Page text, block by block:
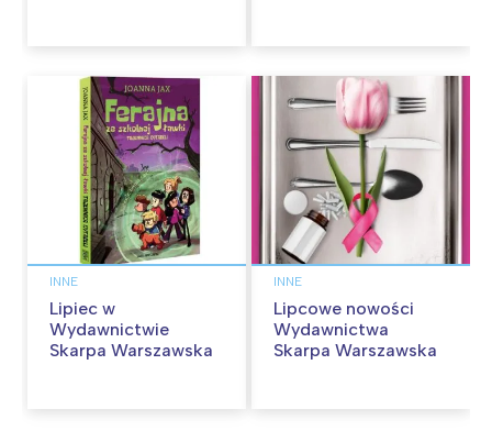
INNE
Lipiec w
Wydawnictwie
Skarpa Warszawska
INNE
Lipcowe nowości
Wydawnictwa
Skarpa Warszawska